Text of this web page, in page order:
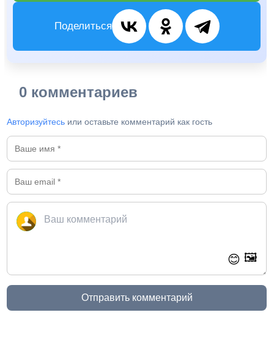
Поделиться
0 комментариев
Авторизуйтесь или оставьте комментарий как гость
😊 🖼️
Отправить комментарий